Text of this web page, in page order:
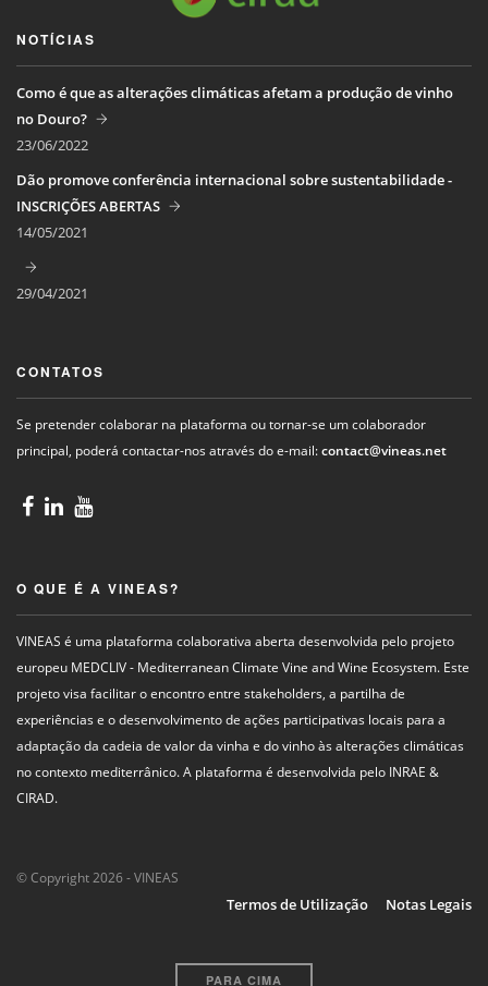
NOTÍCIAS
Como é que as alterações climáticas afetam a produção de vinho
no Douro?
23/06/2022
Dão promove conferência internacional sobre sustentabilidade -
INSCRIÇÕES ABERTAS
14/05/2021
29/04/2021
CONTATOS
Se pretender colaborar na plataforma ou tornar-se um colaborador
principal, poderá contactar-nos através do e-mail:contact@vineas.net
O QUE É A VINEAS?
VINEAS é uma plataforma colaborativa aberta desenvolvida pelo projeto
europeu MEDCLIV - Mediterranean Climate Vine and Wine Ecosystem. Este
projeto visa facilitar o encontro entre stakeholders, a partilha de
experiências e o desenvolvimento de ações participativas locais para a
adaptação da cadeia de valor da vinha e do vinho às alterações climáticas
no contexto mediterrânico. A plataforma é desenvolvida pelo INRAE &
CIRAD.
© Copyright 2026 - VINEAS
Termos de Utilização Notas Legais
PARA CIMA